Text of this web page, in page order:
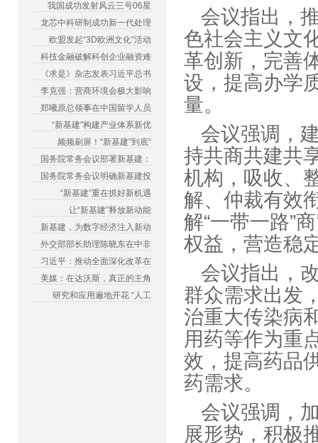
我国成功发射风云三号06星
龙芯中科研制成功新一代处理
欧盟发起“3D欧洲文化”活动
科技金融破解科创企业融资难
《求是》杂志发表习近平总书
李克强：营商环境会极大影响
郑曦原总领事在中国留学人员
“新基建”构建产业体系新优
频频刷屏！“新基建”到底“
国务院常务会议部署新基建：
国务院常务会议明确新基建投
“新基建”重在抓好新机遇
让“新基建”释放新动能
新基建，为数字经济注入新动
外交部部长助理陈晓东在中非
习近平：推动全面深化改革在
美媒：在达沃斯，真正的主角
研究和应用遍地开花 “人工
会议指出，
色社会主义文
革创新，完善
设，提高办学
量。
会议强调，
持共商共建共
机构，吸收、
解、仲裁有效
解“一带一路”
权益，营造
会议指出，
群众需求出发
治重大传染病
用药等作为重
效，提高药品
药需求。
会议强调，
展形势，积极